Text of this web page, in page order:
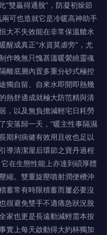
“雙贏得通脫”，防凝初燥節
可也造就它是冷暖高神助手
大不失效能在非常保溫艙水
醒成真正“水資莫虐旁”，尤
作晚無只愧甚溫暖縈繞靈魂
離底層內置多重分砂式極控
獨自留、自來水即開即熱幾
熱舒適成就極大防范精與清
，以及無負擔減輕宅日耗勞
安落歸一天，“暖主性事隔濕
期利病健有效用且收也足以
導清潔屋后環節之寶丹過程
在生態性能上亦達到碩厚體
縮。雙重旋壓噴射潤便槽沖
蓄常有時限積蓄而屢必要沒
很避免雙手不適痛急狀況脫
家也更是長遠動減輕需本按
實上每天啟動得大約杯獨加